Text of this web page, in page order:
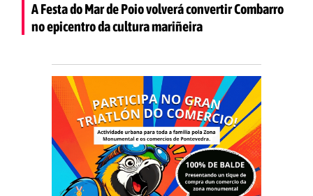
A Festa do Mar de Poio volverá convertir Combarro
no epicentro da cultura mariñeira